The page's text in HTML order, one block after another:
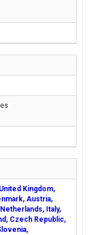
Kingdom,
Austria,
Italy,
Czech Republic,